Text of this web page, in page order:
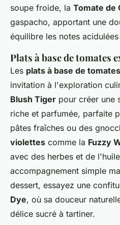
soupe froide, la Tomate de
gaspacho, apportant une
équilibre les notes
Plats à base de tomates
Les plats à base de
invitation à l'exploration
Blush Tiger pour créer une
riche et parfumée, parfaite
pâtes fraîches ou des
violettes comme la Fuzzy
avec des herbes et de
accompagnement simple
dessert, essayez une
Dye, où sa douceur
délice sucré à tartiner.